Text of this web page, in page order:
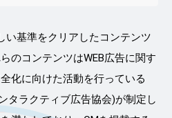
い基準をクリアしたコンテンツ
のコンテンツはWEB広告に関す
化に向けた活動を行っている
タラクティブ広告協会)が制定し